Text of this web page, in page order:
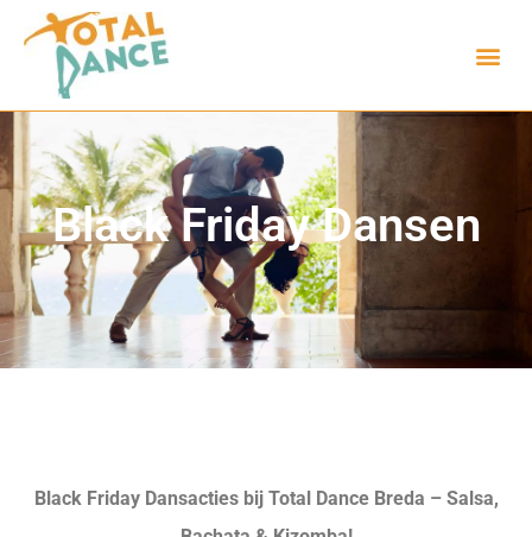
Black Friday Dansen
Black Friday Dansacties bij Total Dance Breda – Salsa,